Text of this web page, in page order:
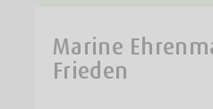
Marine
Frieden